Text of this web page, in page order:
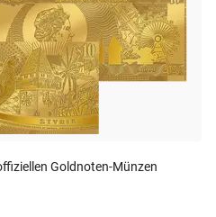
Goldnoten-Münzen